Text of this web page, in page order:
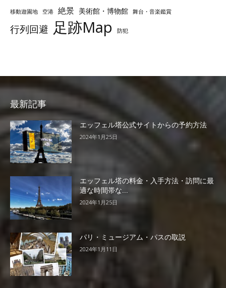
移動遊園地 空港 絶景 美術館・博物館 舞台・音楽鑑賞
行列回避 足跡Map 防犯
最新記事
エッフェル塔公式サイトからの予約方法
2024年1月25日
エッフェル塔の料金・入手方法・訪問に最
適な時間帯な...
2024年1月25日
パリ・ミュージアム・パスの取説
2024年1月11日